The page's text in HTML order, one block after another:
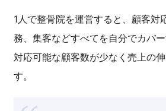
1人で整骨院を運営すると、顧客対
務、集客などすべてを自分でカバ
対応可能な顧客数が少なく売上の
す。